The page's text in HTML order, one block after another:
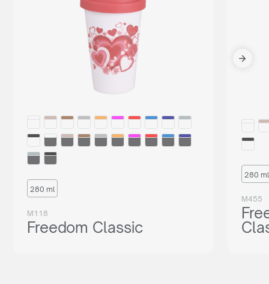
280 ml
M118
Freedom Classic
280 ml
M455